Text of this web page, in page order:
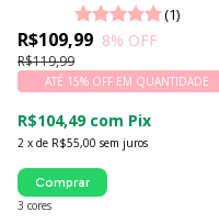
Luna Cuore
(1)
R$109,99
R$119,99
8% OFF
2 x de R$55,00 sem juros
ATÉ 15% OFF EM QUANTIDADE
R$104,49 com Pix
3 cores
Comprar